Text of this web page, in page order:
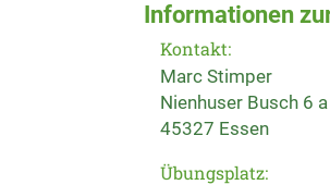
Informationen
Kontakt:
Marc Stimper
Nienhuser Busch 6 a
45327 Essen
Übungsplatz: